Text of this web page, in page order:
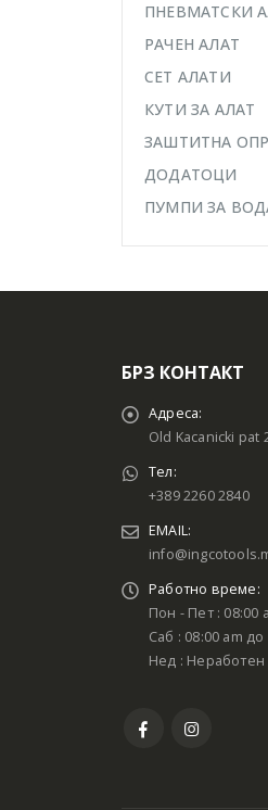
ПНЕВМАТСКИ
РАЧЕН АЛАТ
СЕТ АЛАТИ
КУТИ ЗА АЛАТ
ЗАШТИТНА
ДОДАТОЦИ
ПУМПИ ЗА
БРЗ КОНТАКТ
Адреса:
Old Kacanicki pat
Тел:
+389 2260 2840
EMAIL:
Работно време:
Пон - Пет : 08:00
Саб : 08:00 am до
Нед : Неработен